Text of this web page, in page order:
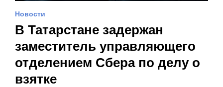
Новости
В Татарстане задержан
заместитель управляющего
отделением Сбера по делу о
взятке